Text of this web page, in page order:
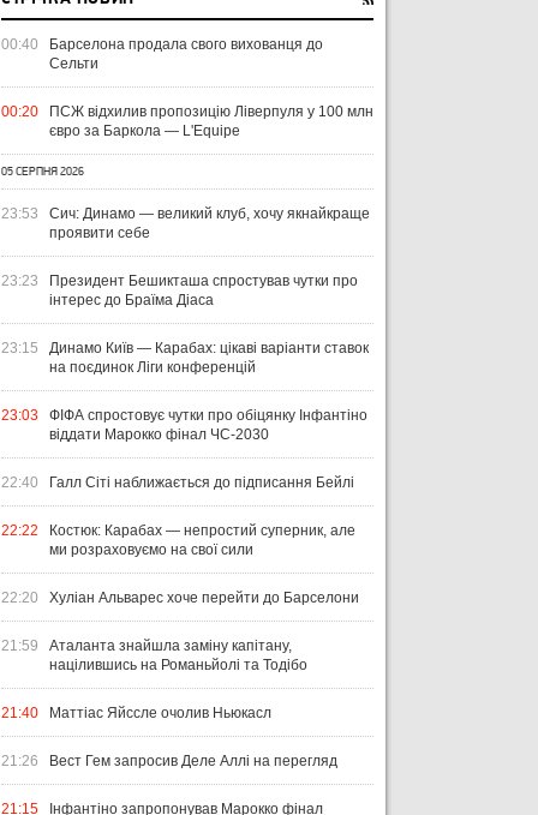
00:40
Барселона продала свого вихованця до
Сельти
00:20
ПСЖ відхилив пропозицію Ліверпуля у 100 млн
євро за Баркола — L'Equipe
05 СЕРПНЯ 2026
23:53
Сич: Динамо — великий клуб, хочу якнайкраще
проявити себе
23:23
Президент Бешикташа спростував чутки про
інтерес до Браїма Діаса
23:15
Динамо Київ — Карабах: цікаві варіанти ставок
на поєдинок Ліги конференцій
23:03
ФІФА спростовує чутки про обіцянку Інфантіно
віддати Марокко фінал ЧС-2030
22:40 Галл Сіті наближається до підписання Бейлі
22:22
Костюк: Карабах — непростий суперник, але
ми розраховуємо на свої сили
22:20 Хуліан Альварес хоче перейти до Барселони
21:59
Аталанта знайшла заміну капітану,
націлившись на Романьйолі та Тодібо
21:40 Маттіас Яйссле очолив Ньюкасл
21:26 Вест Гем запросив Деле Аллі на перегляд
21:15
Інфантіно запропонував Марокко фінал